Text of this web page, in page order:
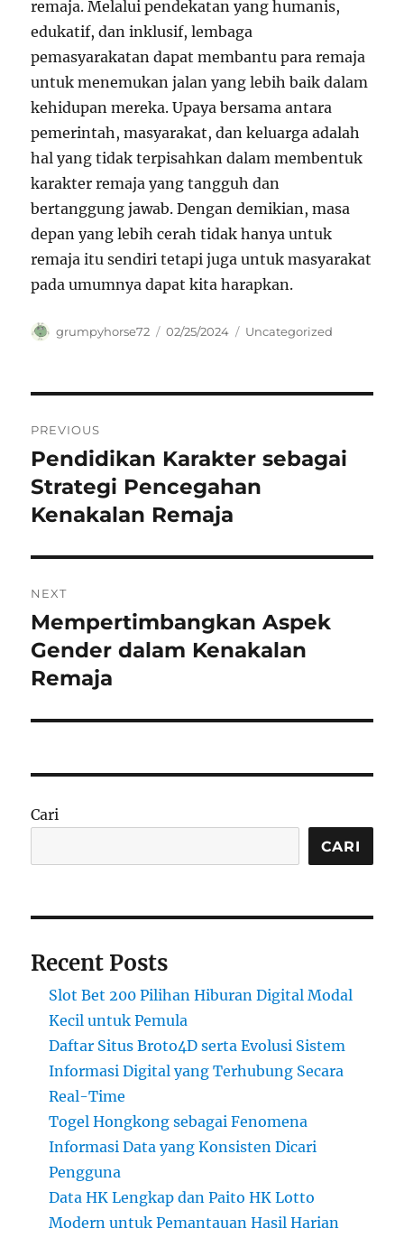
remaja. Melalui pendekatan yang humanis,
edukatif, dan inklusif, lembaga
pemasyarakatan dapat membantu para remaja
untuk menemukan jalan yang lebih baik dalam
kehidupan mereka. Upaya bersama antara
pemerintah, masyarakat, dan keluarga adalah
hal yang tidak terpisahkan dalam membentuk
karakter remaja yang tangguh dan
bertanggung jawab. Dengan demikian, masa
depan yang lebih cerah tidak hanya untuk
remaja itu sendiri tetapi juga untuk masyarakat
pada umumnya dapat kita harapkan.
Author
grumpyhorse72
Posted
02/25/2024 Categories
Uncategorized
pos
PREVIOUS
Previous
post:
Pendidikan Karakter sebagai
Strategi Pencegahan
Kenakalan Remaja
NEXT
Next
post:
Mempertimbangkan Aspek
Gender dalam Kenakalan
Remaja
Cari
CARI
Recent Posts
Slot Bet 200 Pilihan Hiburan Digital Modal
Kecil untuk Pemula
Daftar Situs Broto4D serta Evolusi Sistem
Informasi Digital yang Terhubung Secara
Real-Time
Togel Hongkong sebagai Fenomena
Informasi Data yang Konsisten Dicari
Pengguna
Data HK Lengkap dan Paito HK Lotto
Modern untuk Pemantauan Hasil Harian